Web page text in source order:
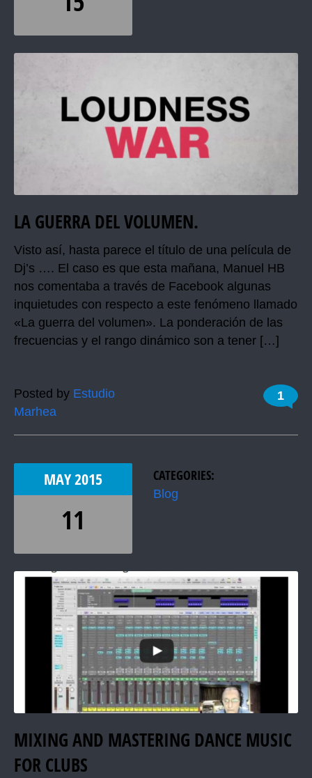
LA GUERRA DEL VOLUMEN.
Visto así, hasta parece el título de una película de
Dj’s …. El caso es que esta mañana, Manuel HB
nos comentaba a través de Facebook algunas
inquietudes con respecto a este fenómeno llamado
«La guerra del volumen». La ponderación de las
frecuencias y el rango dinámico son a tener […]
Posted by Estudio
Marhea
1
MAY2015
11
CATEGORIES:
Blog
MIXING AND MASTERING DANCE MUSIC
FOR CLUBS